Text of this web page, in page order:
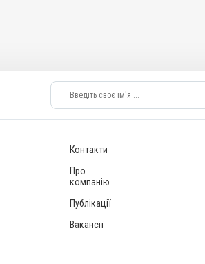
Контакти
Про
компанію
Публікації
Вакансії